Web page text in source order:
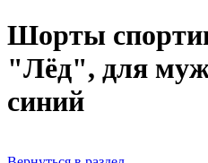
Шорты
"Лёд", для
синий